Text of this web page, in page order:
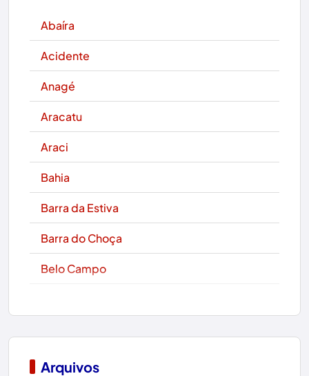
Abaíra
Acidente
Anagé
Aracatu
Araci
Bahia
Barra da Estiva
Barra do Choça
Belo Campo
Boquira
Arquivos